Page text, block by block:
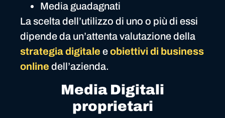
Media guadagnati
La scelta dell’utilizzo di uno o più di essi
dipende da un’attenta valutazione della
strategia digitale eobiettivi di business
online dell’azienda.
Media Digitali
proprietari